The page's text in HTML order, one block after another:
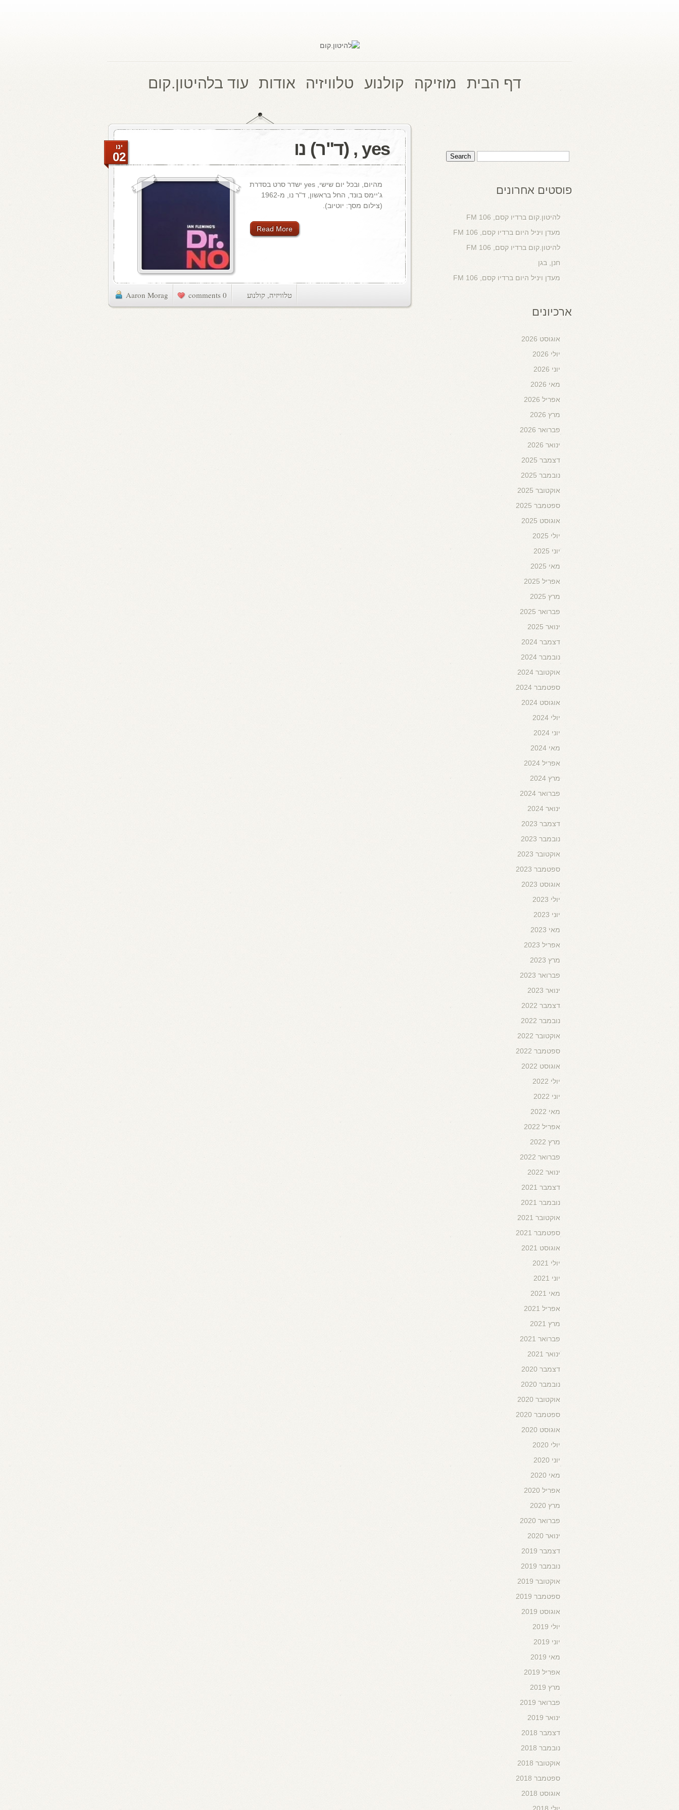
דף הבית מוזיקה קולנוע טלוויזיה אודות עוד בלהיטון.קום
yes , (ד"ר) נו ינו
02
מהיום, ובכל יום שישי, yes ישדר סרט בסדרת
ג'יימס בונד, החל בראשון, ד"ר נו, מ-1962
(צילום מסך: יוטיוב).
Read More
Aaron Morag 0 comments טלוויזיה, קולנוע
פוסטים אחרונים
להיטון.קום ברדיו קסם, 106 FM
מעדן ויניל היום ברדיו קסם, 106 FM
להיטון.קום ברדיו קסם, 106 FM
חנן, בגן
מעדן ויניל היום ברדיו קסם, 106 FM
ארכיונים
אוגוסט 2026
יולי 2026
יוני 2026
מאי 2026
אפריל 2026
מרץ 2026
פברואר 2026
ינואר 2026
דצמבר 2025
נובמבר 2025
אוקטובר 2025
ספטמבר 2025
אוגוסט 2025
יולי 2025
יוני 2025
מאי 2025
אפריל 2025
מרץ 2025
פברואר 2025
ינואר 2025
דצמבר 2024
נובמבר 2024
אוקטובר 2024
ספטמבר 2024
אוגוסט 2024
יולי 2024
יוני 2024
מאי 2024
אפריל 2024
מרץ 2024
פברואר 2024
ינואר 2024
דצמבר 2023
נובמבר 2023
אוקטובר 2023
ספטמבר 2023
אוגוסט 2023
יולי 2023
יוני 2023
מאי 2023
אפריל 2023
מרץ 2023
פברואר 2023
ינואר 2023
דצמבר 2022
נובמבר 2022
אוקטובר 2022
ספטמבר 2022
אוגוסט 2022
יולי 2022
יוני 2022
מאי 2022
אפריל 2022
מרץ 2022
פברואר 2022
ינואר 2022
דצמבר 2021
נובמבר 2021
אוקטובר 2021
ספטמבר 2021
אוגוסט 2021
יולי 2021
יוני 2021
מאי 2021
אפריל 2021
מרץ 2021
פברואר 2021
ינואר 2021
דצמבר 2020
נובמבר 2020
אוקטובר 2020
ספטמבר 2020
אוגוסט 2020
יולי 2020
יוני 2020
מאי 2020
אפריל 2020
מרץ 2020
פברואר 2020
ינואר 2020
דצמבר 2019
נובמבר 2019
אוקטובר 2019
ספטמבר 2019
אוגוסט 2019
יולי 2019
יוני 2019
מאי 2019
אפריל 2019
מרץ 2019
פברואר 2019
ינואר 2019
דצמבר 2018
נובמבר 2018
אוקטובר 2018
ספטמבר 2018
אוגוסט 2018